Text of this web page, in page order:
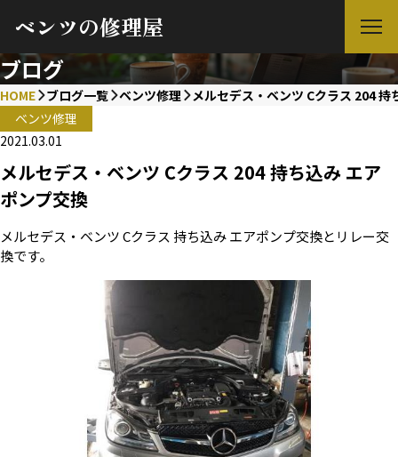
ベンツの修理屋
ブログ
HOME ブログ一覧 ベンツ修理
メルセデス・ベンツ Cクラス 204 持
ベンツ修理
2021.03.01
メルセデス・ベンツ Cクラス 204 持ち込み エア
ポンプ交換
メルセデス・ベンツ Cクラス 持ち込み エアポンプ交換とリレー交
換です。